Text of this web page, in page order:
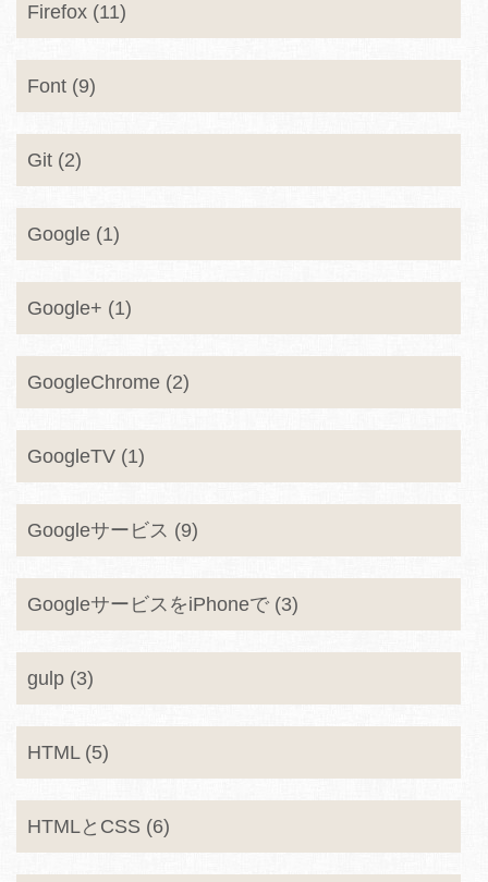
Firefox (11)
Font (9)
Git (2)
Google (1)
Google+ (1)
GoogleChrome (2)
GoogleTV (1)
Googleサービス (9)
GoogleサービスをiPhoneで (3)
gulp (3)
HTML (5)
HTMLとCSS (6)